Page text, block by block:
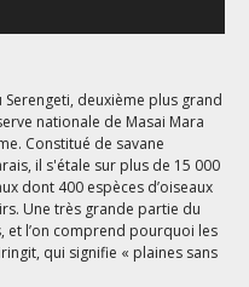
deuxième plus grand
nationale de Masai Mara
Constitué de savane
il s'étale sur plus de 15 000
dont 400 espèces d’oiseaux
Une très grande partie du
et l’on comprend pourquoi les
qui signifie « plaines sans